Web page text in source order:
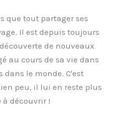
que tout partager ses
Il est depuis toujours
de nouveaux
au cours de sa vie dans
dans le monde. C'est
peu, il lui en reste plus
à découvrir !